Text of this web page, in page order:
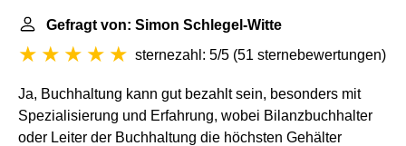
Gefragt von: Simon Schlegel-Witte
sternezahl: 5/5 (51 sternebewertungen)
Ja, Buchhaltung kann gut bezahlt sein, besonders mit
Spezialisierung und Erfahrung, wobei Bilanzbuchhalter
oder Leiter der Buchhaltung die höchsten Gehälter